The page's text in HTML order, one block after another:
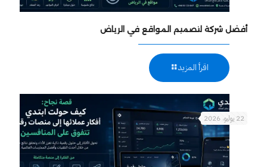
أفضل شركة لتصميم المواقع في الرياض
اقرأ المزيد
22 يوليو، 2026